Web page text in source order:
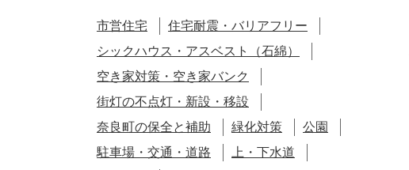
市営住宅
住宅耐震・バリアフリー
シックハウス・アスベスト（石綿）
空き家対策・空き家バンク
街灯の不点灯・新設・移設
奈良町の保全と補助
緑化対策
公園
駐車場・交通・道路
上・下水道